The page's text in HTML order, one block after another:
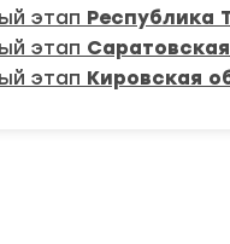
этап Республика
этап
этап Кировская